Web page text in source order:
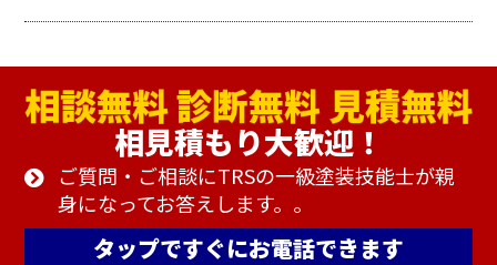
相見積もり大歓迎！
ご質問・ご相談にTRSの一級塗装技能士が親
身になってお答えします。。
タップですぐにお電話できます